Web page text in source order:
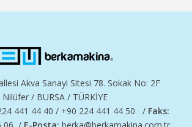
Akva Sanayi Sitesi 78. Sokak No: 2F
Nilüfer / BURSA / TÜRKİYE
441 44 40 / +90 224 441 44 50 / Faks: